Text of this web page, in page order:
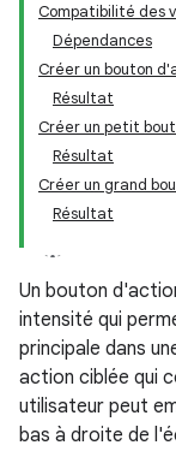
Compatibilité des
Dépendances
Créer un bouton
Résultat
Créer un petit
Résultat
Créer un grand
Résultat
Un bouton
intensité qui
principale dans
action ciblée qui
utilisateur peut
bas à droite de